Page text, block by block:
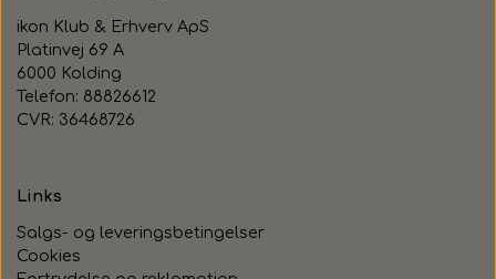
ikon Klub & Erhverv ApS
Platinvej 69 A
6000 Kolding
Telefon: 88826612
CVR: 36468726
Links
Salgs- og leveringsbetingelser
Cookies